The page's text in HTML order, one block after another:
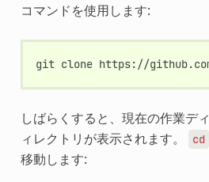
コマンドを使用します:
git clone
しばらくすると、現在の作業デ
ィレクトリが表示されます。
cd
移動します: